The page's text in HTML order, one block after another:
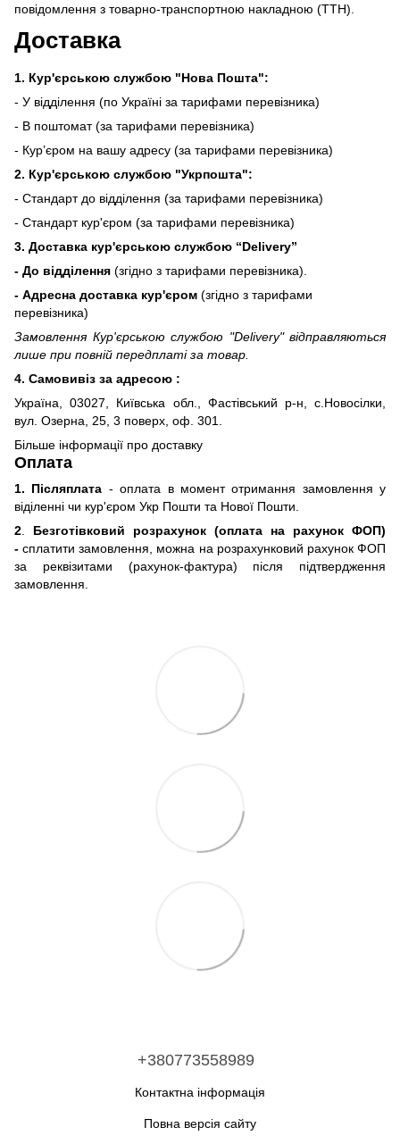
повідомлення з товарно-транспортною накладною (ТТН).
Доставка
1. Кур'єрською службою "Нова Пошта":
- У відділення (по Україні за тарифами перевізника)
- В поштомат (за тарифами перевізника)
- Кур’єром на вашу адресу (за тарифами перевізника)
2. Кур'єрською службою "Укрпошта":
- Стандарт до відділення (за тарифами перевізника)
- Стандарт кур'єром (за тарифами перевізника)
3. Доставка кур'єрською службою “Delivery”
- До відділення (згідно з тарифами перевізника).
- Адресна доставка кур'єром (згідно з тарифами
перевізника)
Замовлення Кур'єрською службою "Delivery" відправляються
лише при повній передплаті за товар.
4. Самовивіз за адресою :
Україна, 03027, Київська обл., Фастівський р-н, с.Новосілки,
вул. Озерна, 25, 3 поверх, оф. 301.
Більше інформації про доставку
Оплата
1. Післяплата - оплата в момент отримання замовлення у
віділенні чи кур'єром Укр Пошти та Нової Пошти.
2
Безготівковий розрахунок (оплата на рахунок ФОП)
-сплатити замовлення, можна на розрахунковий рахунок ФОП
за реквізитами (рахунок-фактура) після підтвердження
замовлення.
+380773558989
Контактна інформація
Повна версія сайту